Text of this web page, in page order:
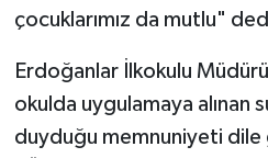
çocuklarımız da mutlu"
Erdoğanlar İlkokulu
okulda uygulamaya alınan
duyduğu memnuniyeti